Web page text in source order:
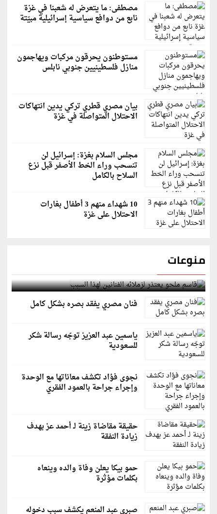
مصطفى: ما يتعرض له شعبنا في غزة
نابع من دوافع سياسية إسرائيلية مبيّتة
مستوطنون يحرقون مركبات ويهاجمون
منازل فلسطينيين جنوبي نابلس
بيان مصري قطري تركي يدين انتهاكات
الاحتلال المتواصلة في غزة
مجلس السلام بغزة: إسرائيل لن
تنسحب وراء الخط الأصفر قبل نزع
السلاح بالكامل
10 شهداء منهم 3 أطفال بغارات
الاحتلال على غزة
منوعات
قاسم ملحو يعتذر لزملائه الفنانين لهذا السبب
فنان مصري يفقد بصره بشكل كامل
ياسمين عبد العزيز توجّه رسالة شكر
للسعودية
نجوى فؤاد تكشف معاناتها مع الوحدة
وإجراء جراحة بالعمود الفقري
حقيقة مقاضاة زينة لـ أحمد عز بهدف
زيادة النفقة
حمو بيكا يعلن وفاة والده وينعاه
بكلمات مؤثرة
صبري عبد المنعم يكشف سبب دخوله